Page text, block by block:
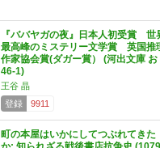
『ババヤガの夜』日本人初受賞 世
最高峰のミステリー文学賞 英国推
作家協会賞(ダガー賞） (河出文庫 お
46-1)
王谷 晶
登録
9911
町の本屋はいかにしてつぶれてきた